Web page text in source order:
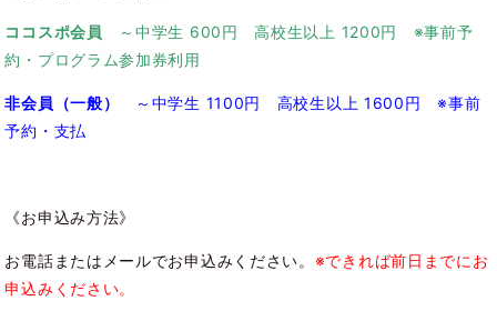
ココスポ会員
～中学生 600円 高校生以上 1200円 ※事前予
約・プログラム参加券利用
非会員（一般）
～中学生 1100円 高校生以上 1600円 ※事前
予約・支払
《お申込み方法》
お電話またはメールでお申込みください。 ※できれば前日までにお
申込みください。